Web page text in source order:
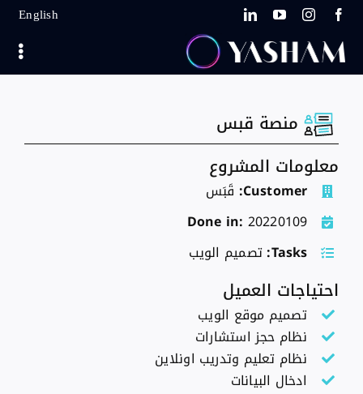
Skip
content
English
منصة قبس
معلومات المشروع
Customer: قَبَس
Done in: 20220109
Tasks: تصميم الويب
احتياجات العميل
تصميم موقع الويب
نظام حجز استشارات
نظام تعليم وتدريب اونلاين
ادخال البيانات